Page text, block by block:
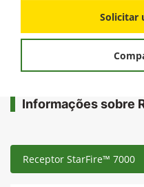
Solicitar
Informações sobre
Receptor StarFire™ 7000